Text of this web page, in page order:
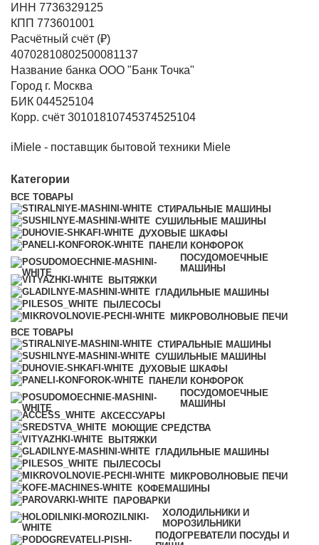
ИНН 7736329125
КПП 773601001
Расчётный счёт (₽)
40702810802500081137
Название банка ООО "Банк Точка"
Город г. Москва
БИК 044525104
Корр. счёт 30101810745374525104
iMiele - поставщик бытовой техники Miele
Категории
ВСЕ ТОВАРЫ
СТИРАЛЬНЫЕ МАШИНЫ
СУШИЛЬНЫЕ МАШИНЫ
ДУХОВЫЕ ШКАФЫ
ПАНЕЛИ КОНФОРОК
ПОСУДОМОЕЧНЫЕ
МАШИНЫ
ВЫТЯЖКИ
ГЛАДИЛЬНЫЕ МАШИНЫ
ПЫЛЕСОСЫ
МИКРОВОЛНОВЫЕ ПЕЧИ
ВСЕ ТОВАРЫ
СТИРАЛЬНЫЕ МАШИНЫ
СУШИЛЬНЫЕ МАШИНЫ
ДУХОВЫЕ ШКАФЫ
ПАНЕЛИ КОНФОРОК
ПОСУДОМОЕЧНЫЕ
МАШИНЫ
АКСЕССУАРЫ
МОЮЩИЕ СРЕДСТВА
ВЫТЯЖКИ
ГЛАДИЛЬНЫЕ МАШИНЫ
ПЫЛЕСОСЫ
МИКРОВОЛНОВЫЕ ПЕЧИ
КОФЕМАШИНЫ
ПАРОВАРКИ
ХОЛОДИЛЬНИКИ И
МОРОЗИЛЬНИКИ
ПОДОГРЕВАТЕЛИ ПОСУДЫ И